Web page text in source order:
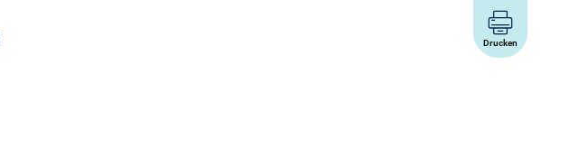
Drucken